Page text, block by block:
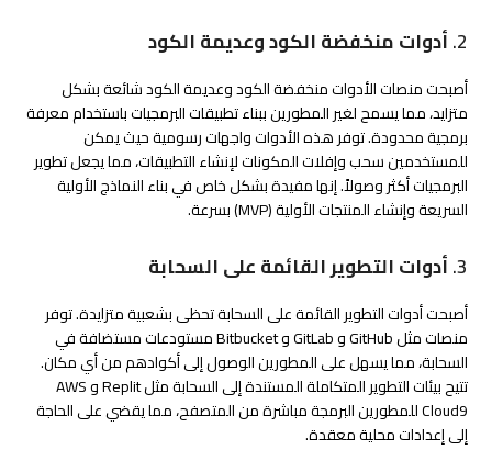
2. أدوات منخفضة الكود وعديمة الكود
أصبحت منصات الأدوات منخفضة الكود وعديمة الكود شائعة بشكل
متزايد، مما يسمح لغير المطورين ببناء تطبيقات البرمجيات باستخدام معرفة
برمجية محدودة. توفر هذه الأدوات واجهات رسومية حيث يمكن
للمستخدمين سحب وإفلات المكونات لإنشاء التطبيقات، مما يجعل تطوير
البرمجيات أكثر وصولاً. إنها مفيدة بشكل خاص في بناء النماذج الأولية
السريعة وإنشاء المنتجات الأولية (MVP) بسرعة.
3. أدوات التطوير القائمة على السحابة
أصبحت أدوات التطوير القائمة على السحابة تحظى بشعبية متزايدة. توفر
منصات مثل GitHub و GitLab و Bitbucket مستودعات مستضافة في
السحابة، مما يسهل على المطورين الوصول إلى أكوادهم من أي مكان.
تتيح بيئات التطوير المتكاملة المستندة إلى السحابة مثل Replit و AWS
Cloud9 للمطورين البرمجة مباشرة من المتصفح، مما يقضي على الحاجة
إلى إعدادات محلية معقدة.